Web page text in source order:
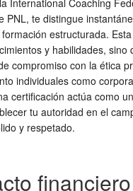
PNL, te distingue
estructurada.
y habilidades, sino
compromiso con la ética
individuales como
certificación actúa como
tu autoridad en el
y respetado.